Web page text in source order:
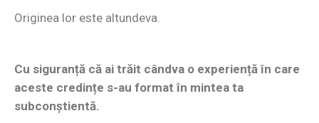
Originea lor este altundeva.
Cu siguranță că ai trăit cândva o experiență în care
aceste credințe s-au format în mintea ta
subconștientă.